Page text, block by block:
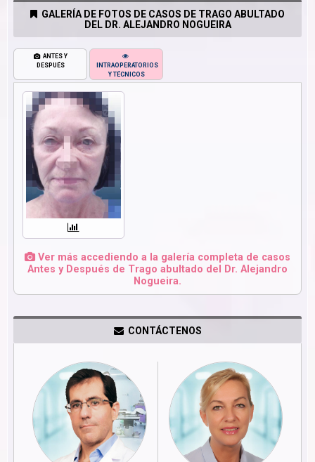
GALERÍA DE FOTOS DE CASOS DE TRAGO ABULTADO
DEL DR. ALEJANDRO NOGUEIRA
ANTES Y
DESPUÉS
INTRAOPERATORIOS
Y TÉCNICOS
Ver más accediendo a la galería completa de casos
Antes y Después de Trago abultado del Dr. Alejandro
Nogueira.
CONTÁCTENOS